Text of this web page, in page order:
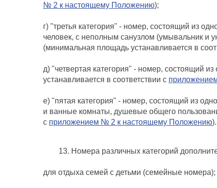
№ 2 к настоящему Положению);
г) "третья категория" - номер, состоящий из
человек, с неполным санузлом (умывальник и
(минимальная площадь устанавливается в
д) "четвертая категория" - номер, состоящий
устанавливается в соответствии с
е) "пятая категория" - номер, состоящий из
и ванные комнаты, душевые общего
с приложением № 2 к настоящему Положению).
13. Номера различных категорий
для отдыха семей с детьми (семейные номера);